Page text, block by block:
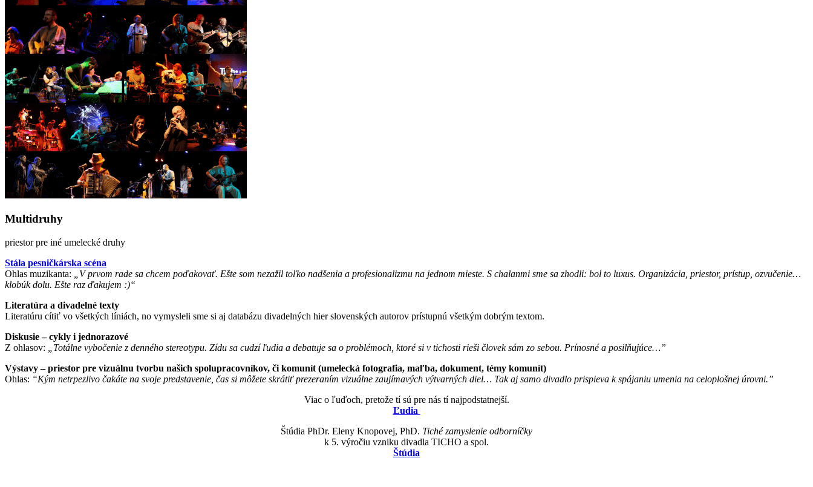
Multidruhy
priestor pre iné umelecké druhy
Stála pesničkárska scéna
Ohlas muzikanta:
„V prvom rade sa chcem poďakovať. Ešte som nezažil toľko nadšenia a profesionalizmu na jednom mieste. S chalanmi sme sa zhodli: bol to luxus. Organizácia, priestor, prístup, ozvučenie…
klobúk dolu. Ešte raz ďakujem :)“
Literatúra a divadelné texty
Literatúru cítiť vo všetkých líniách, no vymysleli sme si aj databázu divadelných hier slovenských autorov prístupnú všetkým dobrým textom.
Diskusie – cykly i jednorazové
Z ohlasov:
„Totálne vybočenie z denného stereotypu. Zídu sa cudzí ľudia a debatuje sa o problémoch, ktoré si v tichosti rieši človek sám zo sebou. Prínosné a posilňujúce…”
Výstavy – priestor pre vizuálnu tvorbu našich spolupracovníkov, či komunít (umelecká fotografia, maľba, dokument, témy komunít)
Ohlas: “Kým netrpezlivo čakáte na svoje predstavenie, čas si môžete skrátiť prezeraním vizuálne zaujímavých výtvarných diel… Tak aj samo divadlo prispieva k spájaniu umenia na celoplošnej úrovni.”
Viac o ľuďoch, pretože tí sú pre nás tí najpodstatnejší.
Ľudia
Štúdia PhDr. Eleny Knopovej, PhD. Tiché zamyslenie odborníčky
k 5. výročiu vzniku divadla TICHO a spol.
Štúdia